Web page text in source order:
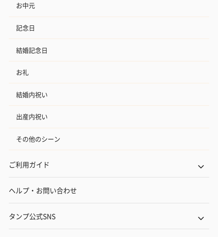
お中元
記念日
結婚記念日
お礼
結婚内祝い
出産内祝い
その他のシーン
ご利用ガイド
ヘルプ・お問い合わせ
タンプ公式SNS